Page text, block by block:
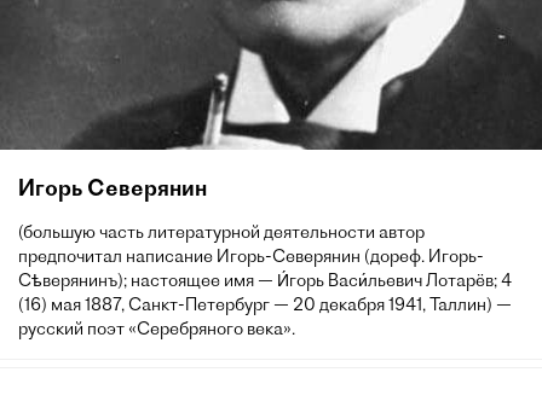
Игорь Северянин
(большую часть литературной деятельности автор
предпочитал написание Игорь-Северянин (дореф. Игорь-
Сѣверянинъ); настоящее имя — И́горь Васи́льевич Лотарёв; 4
(16) мая 1887, Санкт-Петербург — 20 декабря 1941, Таллин) —
русский поэт «Серебряного века».